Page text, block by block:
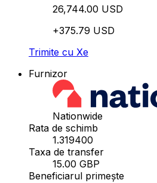
26,744.00 USD
+375.79 USD
Trimite cu Xe
Furnizor
Nationwide
Rata de schimb
1.319400
Taxa de transfer
15.00 GBP
Beneficiarul primește